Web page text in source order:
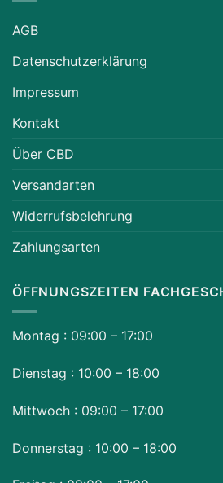
AGB
Datenschutzerklärung
Impressum
Kontakt
Über CBD
Versandarten
Widerrufsbelehrung
Zahlungsarten
ÖFFNUNGSZEITEN
Montag : 09:00 – 17:00
Dienstag : 10:00 – 18:00
Mittwoch : 09:00 – 17:00
Donnerstag : 10:00 – 18:00